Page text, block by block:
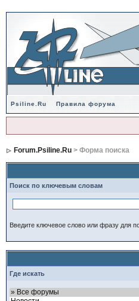
Psiline.Ru Правила форума
Forum.Psiline.Ru> Форма поиска
Поиск по ключевым словам
Введите ключевое слово или фразу для
Где искать